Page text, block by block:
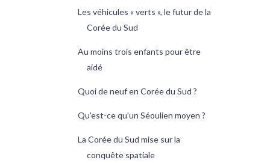
Les véhicules « verts », le futur de la
Corée du Sud
Au moins trois enfants pour être
aidé
Quoi de neuf en Corée du Sud ?
Qu'est-ce qu'un Séoulien moyen ?
La Corée du Sud mise sur la
conquête spatiale